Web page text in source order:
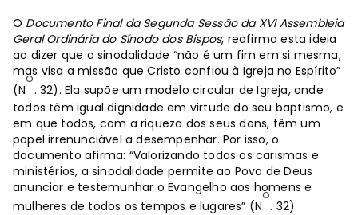
O Documento Final da Segunda Sessão da XVI Assembleia
Geral Ordinária do Sínodo dos Bispos, reafirma esta ideia
ao dizer que a sinodalidade “não é um fim em si mesma,
mas visa a missão que Cristo confiou à Igreja no Espírito”
(N
o
. 32). Ela supõe um modelo circular de Igreja, onde
todos têm igual dignidade em virtude do seu baptismo, e
em que todos, com a riqueza dos seus dons, têm um
papel irrenunciável a desempenhar. Por isso, o
documento afirma: “Valorizando todos os carismas e
ministérios, a sinodalidade permite ao Povo de Deus
anunciar e testemunhar o Evangelho aos homens e
mulheres de todos os tempos e lugares” (N
o
. 32).